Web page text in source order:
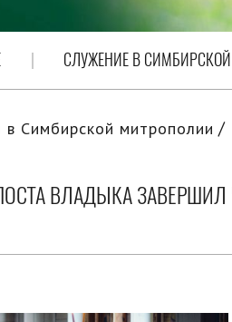
СЛУЖЕНИЕ В
Симбирской митрополии
ВЛАДЫКА ЗАВЕРШИЛ